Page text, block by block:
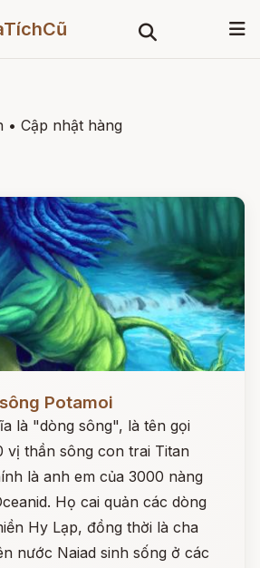
• Cập nhật hàng
Potamoi
là "dòng sông", là tên gọi
vị thần sông con trai Titan
là anh em của 3000 nàng
Họ cai quản các dòng
Hy Lạp, đồng thời là cha
nước Naiad sinh sống ở các